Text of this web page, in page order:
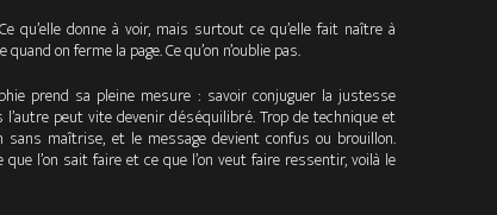
qu’elle donne à voir, mais surtout ce qu’elle fait naître à
on ferme la page. Ce qu’on n’oublie pas.
prend sa pleine mesure : savoir conjuguer la justesse
l’autre peut vite devenir déséquilibré. Trop de technique et
sans maîtrise, et le message devient confus ou brouillon.
l’on sait faire et ce que l’on veut faire ressentir, voilà le